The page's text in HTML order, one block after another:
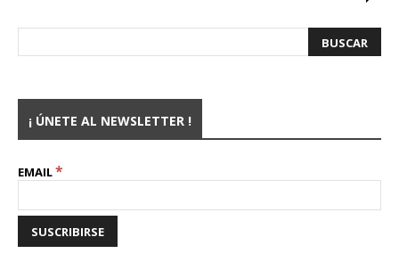
¡ ÚNETE AL NEWSLETTER !
EMAIL*